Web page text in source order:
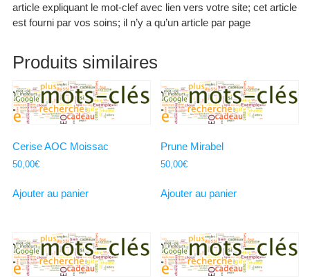
article expliquant le mot-clef avec lien vers votre site; cet article
est fourni par vos soins; il n’y a qu’un article par page
Produits similaires
Cerise AOC Moissac
50,00€
Ajouter au panier
Prune Mirabel
50,00€
Ajouter au panier